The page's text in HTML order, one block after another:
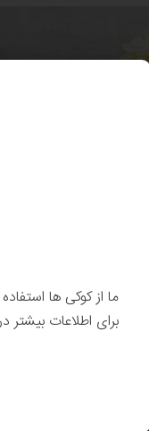
ما از کوکی ها
برای اطلاعات